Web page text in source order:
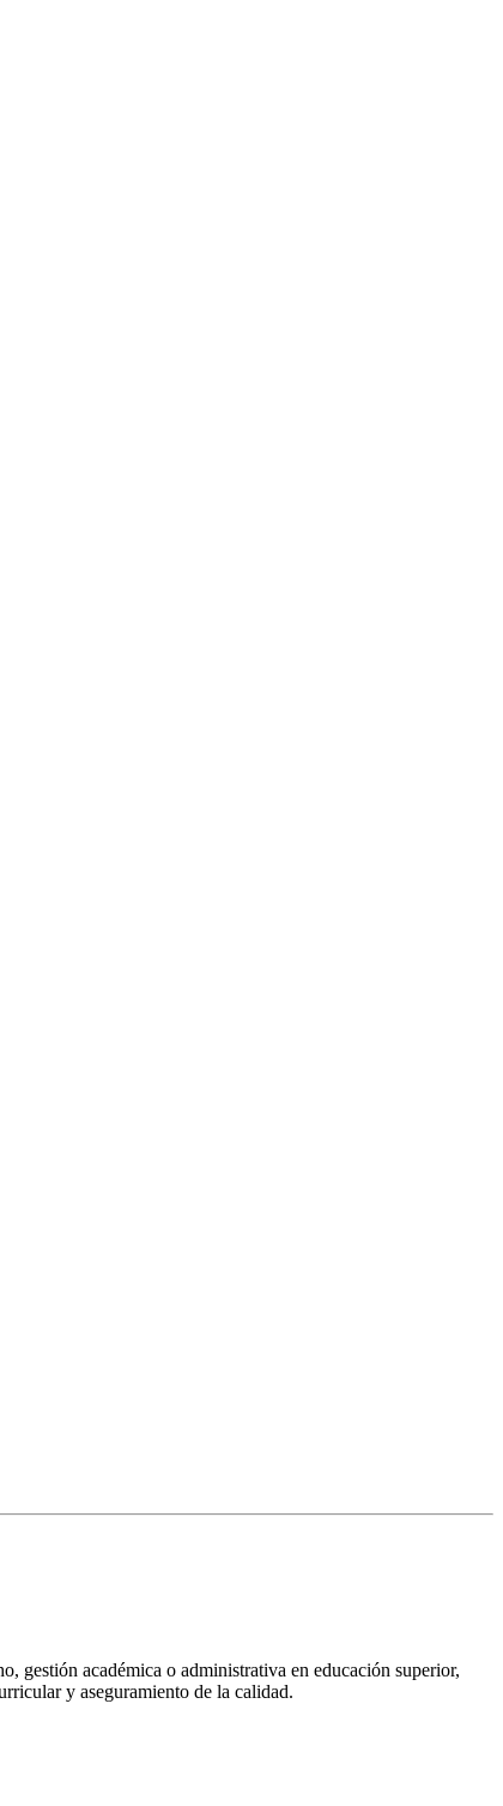
gestión académica o administrativa en educación superior,
y aseguramiento de la calidad.